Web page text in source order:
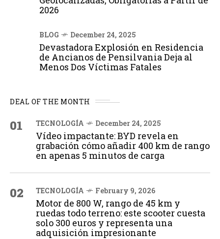
2026
BLOG December 24, 2025
Devastadora Explosión en Residencia
de Ancianos de Pensilvania Deja al
Menos Dos Víctimas Fatales
DEAL OF THE MONTH
01 TECNOLOGÍA December 24, 2025
Vídeo impactante: BYD revela en
grabación cómo añadir 400 km de rango
en apenas 5 minutos de carga
02 TECNOLOGÍA February 9, 2026
Motor de 800 W, rango de 45 km y
ruedas todo terreno: este scooter cuesta
solo 300 euros y representa una
adquisición impresionante